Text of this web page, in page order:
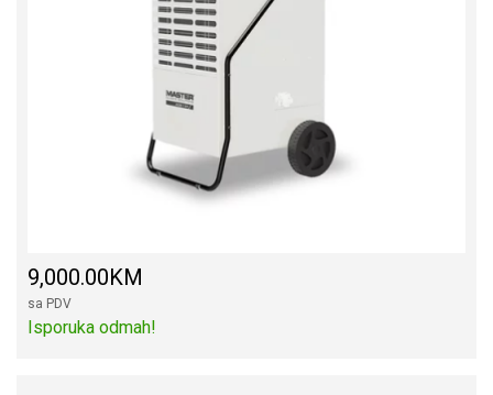
9,000.00KM
sa PDV
Isporuka odmah!